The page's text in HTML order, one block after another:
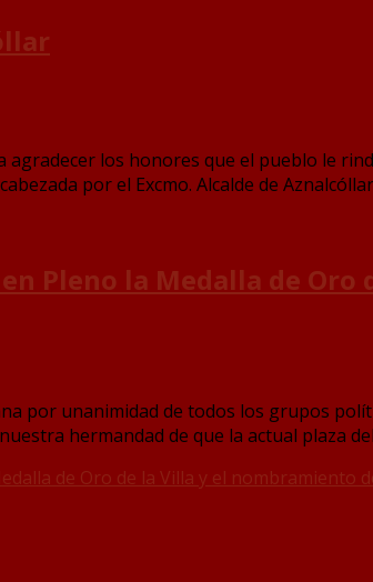
los honores que el pueblo le
por el Excmo. Alcalde de
Pleno la Medalla de
por unanimidad de todos los grupos
hermandad de que la actual plaza
de Oro de la Villa y el nombramiento